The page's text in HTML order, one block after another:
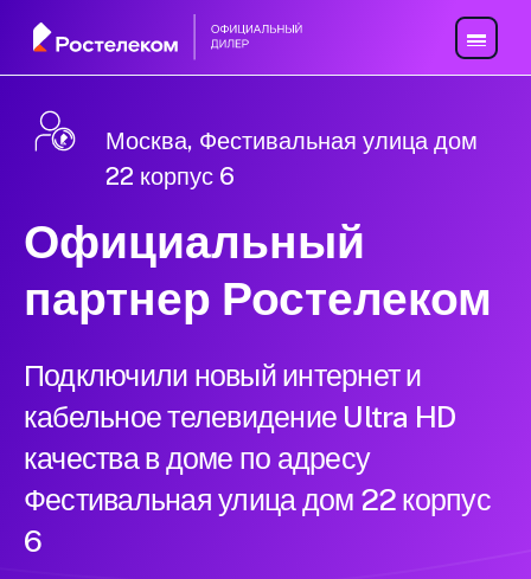
Москва, Фестивальная улица дом
22 корпус 6
Официальный
партнер Ростелеком
Подключили новый интернет и
кабельное телевидение Ultra HD
качества в доме по адресу
Фестивальная улица дом 22 корпус
6